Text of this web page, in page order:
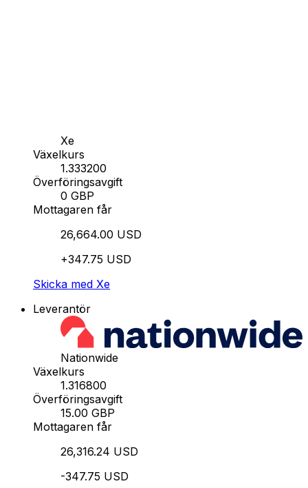
Xe
Växelkurs
1.333200
Överföringsavgift
0 GBP
Mottagaren får
26,664.00 USD
+347.75 USD
Skicka med Xe
Leverantör
Nationwide
Växelkurs
1.316800
Överföringsavgift
15.00 GBP
Mottagaren får
26,316.24 USD
-347.75 USD